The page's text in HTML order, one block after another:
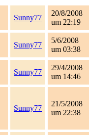
Sunny77
20/8/2008
um 22:19
Sunny77
5/6/2008
um 03:38
Sunny77
29/4/2008
um 14:46
Sunny77
21/5/2008
um 22:38